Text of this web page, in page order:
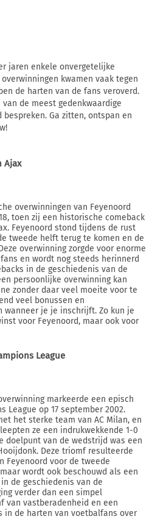
jaren enkele onvergetelijke
kwamen vaak tegen
de harten van de fans veroverd.
de meest gedenkwaardige
Ga zitten, ontspan en
Ajax
overwinningen van Feyenoord
toen zij een historische comeback
Feyenoord stond tijdens de rust
tweede helft terug te komen en de
overwinning zorgde voor enorme
en wordt nog steeds herinnerd
in de geschiedenis van de
persoonlijke overwinning kan
zonder daar veel moeite voor te
veel bonussen en
wanneer je je inschrijft. Zo kun je
voor Feyenoord, maar ook voor
League
markeerde een episch
League op 17 september 2002.
het sterke team van AC Milan, en
ze een indrukwekkende 1-0
doelpunt van de wedstrijd was een
Deze triomf resulteerde
Feyenoord voor de tweede
wordt ook beschouwd als een
de geschiedenis van de
verder dan een simpel
van vastberadenheid en een
in de harten van voetbalfans over